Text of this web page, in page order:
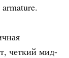
четкий мид-